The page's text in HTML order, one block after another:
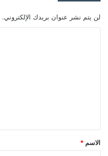
لن يتم نشر عنوان بريدك الإلكتروني.
*
الاسم *